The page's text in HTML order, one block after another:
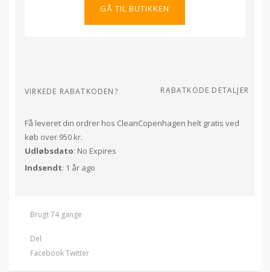
GÅ TIL BUTIKKEN
VIRKEDE RABATKODEN? RABATKODE DETALJER
Få leveret din ordrer hos CleanCopenhagen helt gratis ved
køb over 950 kr.
Udløbsdato: No Expires
Indsendt: 1 år ago
Brugt 74 gange
Del
FacebookTwitter